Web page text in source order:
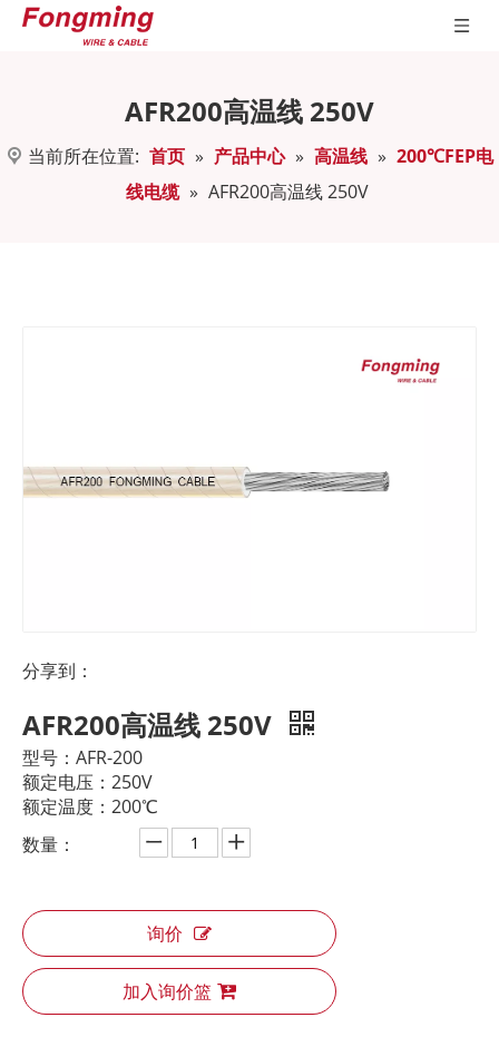
AFR200高温线 250V
当前所在位置: 首页 » 产品中心 » 高温线 » 200℃FEP电
线电缆 » AFR200高温线 250V
分享到：
AFR200高温线 250V
型号：AFR-200
额定电压：250V
额定温度：200℃
数量：
询价
加入询价篮